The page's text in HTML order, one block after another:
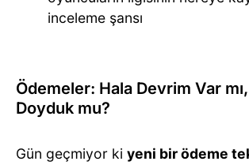
inceleme şansı
Ödemeler: Hala Devrim Var
Doyduk mu?
Gün geçmiyor ki yeni bir ödeme